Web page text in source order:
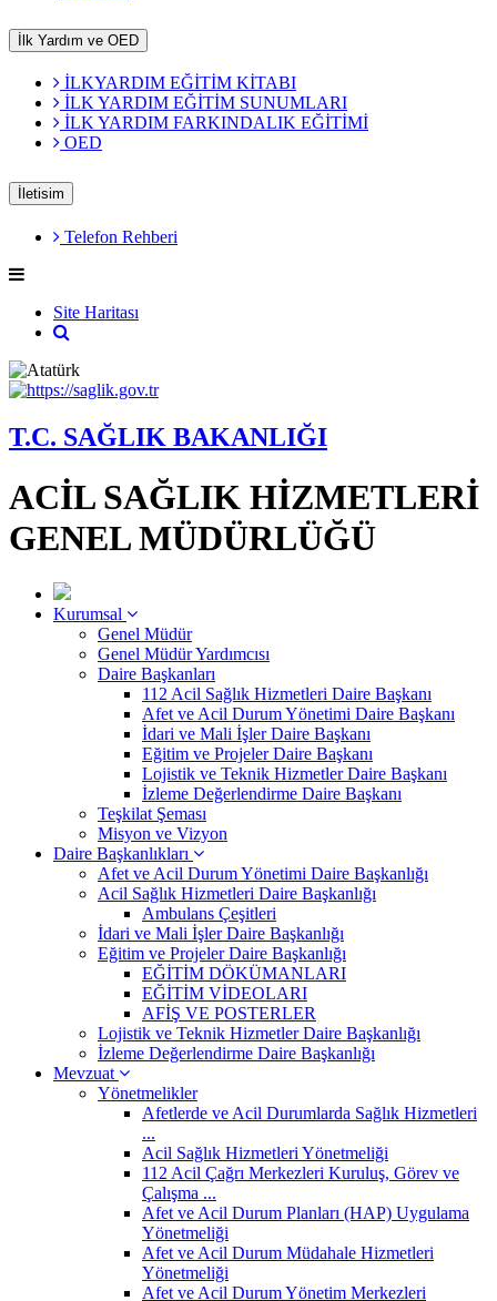
İlk Yardım ve OED
İLKYARDIM EĞİTİM KİTABI
İLK YARDIM EĞİTİM SUNUMLARI
İLK YARDIM FARKINDALIK EĞİTİMİ
OED
İletisim
Telefon Rehberi
Site Haritası
T.C. SAĞLIK BAKANLIĞI
ACİL SAĞLIK HİZMETLERİ
GENEL MÜDÜRLÜĞÜ
Kurumsal
Genel Müdür
Genel Müdür Yardımcısı
Daire Başkanları
112 Acil Sağlık Hizmetleri Daire Başkanı
Afet ve Acil Durum Yönetimi Daire Başkanı
İdari ve Mali İşler Daire Başkanı
Eğitim ve Projeler Daire Başkanı
Lojistik ve Teknik Hizmetler Daire Başkanı
İzleme Değerlendirme Daire Başkanı
Teşkilat Şeması
Misyon ve Vizyon
Daire Başkanlıkları
Afet ve Acil Durum Yönetimi Daire Başkanlığı
Acil Sağlık Hizmetleri Daire Başkanlığı
Ambulans Çeşitleri
İdari ve Mali İşler Daire Başkanlığı
Eğitim ve Projeler Daire Başkanlığı
EĞİTİM DÖKÜMANLARI
EĞİTİM VİDEOLARI
AFİŞ VE POSTERLER
Lojistik ve Teknik Hizmetler Daire Başkanlığı
İzleme Değerlendirme Daire Başkanlığı
Mevzuat
Yönetmelikler
Afetlerde ve Acil Durumlarda Sağlık Hizmetleri
...
Acil Sağlık Hizmetleri Yönetmeliği
112 Acil Çağrı Merkezleri Kuruluş, Görev ve
Çalışma ...
Afet ve Acil Durum Planları (HAP) Uygulama
Yönetmeliği
Afet ve Acil Durum Müdahale Hizmetleri
Yönetmeliği
Afet ve Acil Durum Yönetim Merkezleri